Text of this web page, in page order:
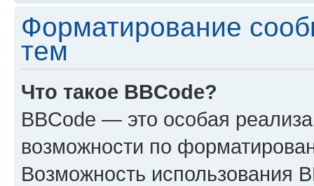
Форматирование
тем
Что такое BBCode?
BBCode — это особая
возможности по
Возможность использования